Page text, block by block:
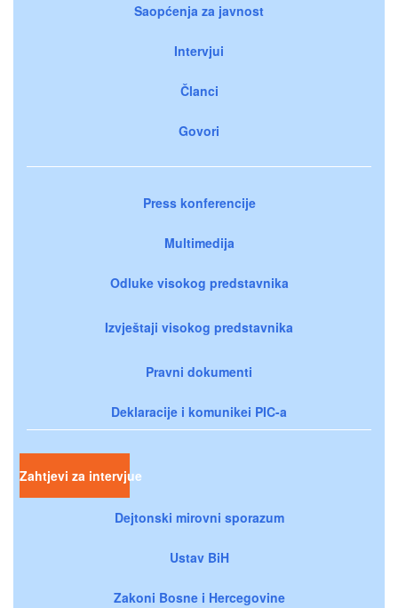
Saopćenja za javnost
Intervjui
Članci
Govori
Press konferencije
Multimedija
Odluke visokog predstavnika
Izvještaji visokog predstavnika
Pravni dokumenti
Deklaracije i komunikei PIC-a
Zahtjevi za intervjue
Dejtonski mirovni sporazum
Ustav BiH
Zakoni Bosne i Hercegovine